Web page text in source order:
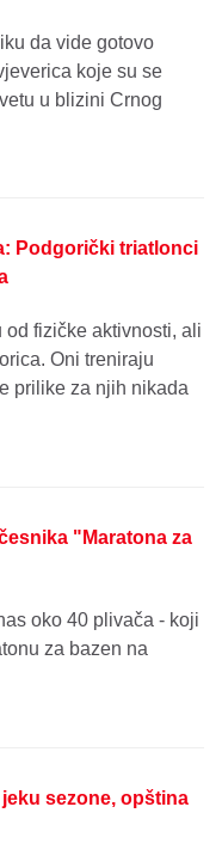
da vide gotovo
koje su se
u blizini Crnog
Podgorički triatlonci
od fizičke aktivnosti, ali
Oni treniraju
prilike za njih nikada
"Maratona za
oko 40 plivača - koji
za bazen na
sezone, opština